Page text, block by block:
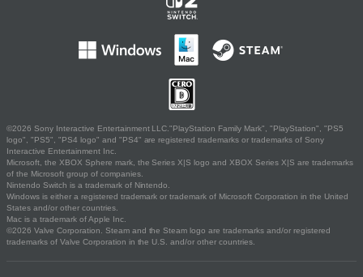
©2026 Sony Interactive Entertainment LLC."PlayStation Family Mark", "PlayStation", "PS5
logo", "PS5", "PS4 logo" and "PS4" are registered trademarks or trademarks of Sony
Interactive Entertainment Inc.
Microsoft, the XBOX Sphere mark, the Series X|S logo and XBOX Series X|S are trademarks
of the Microsoft group of companies.
Nintendo Switch is a trademark of Nintendo.
Windows is either a registered trademark or trademark of Microsoft Corporation in the United
States and/or other countries.
Mac is a trademark of Apple Inc.
©2026 Valve Corporation. Steam and the Steam logo are trademarks and/or registered
trademarks of Valve Corporation in the U.S. and/or other countries.